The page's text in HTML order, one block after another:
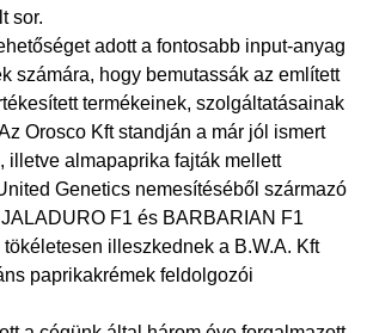
sor.
adott a fontosabb input-anyag
számára, hogy bemutassák az említett
termékeinek, szolgáltatásainak
Orosco Kft standján a már jól ismert
illetve almapaprika fajták mellett
Genetics nemesítéséből származó
F1 és BARBARIAN F1
illeszkednek a B.W.A. Kft
paprikakrémek feldolgozói